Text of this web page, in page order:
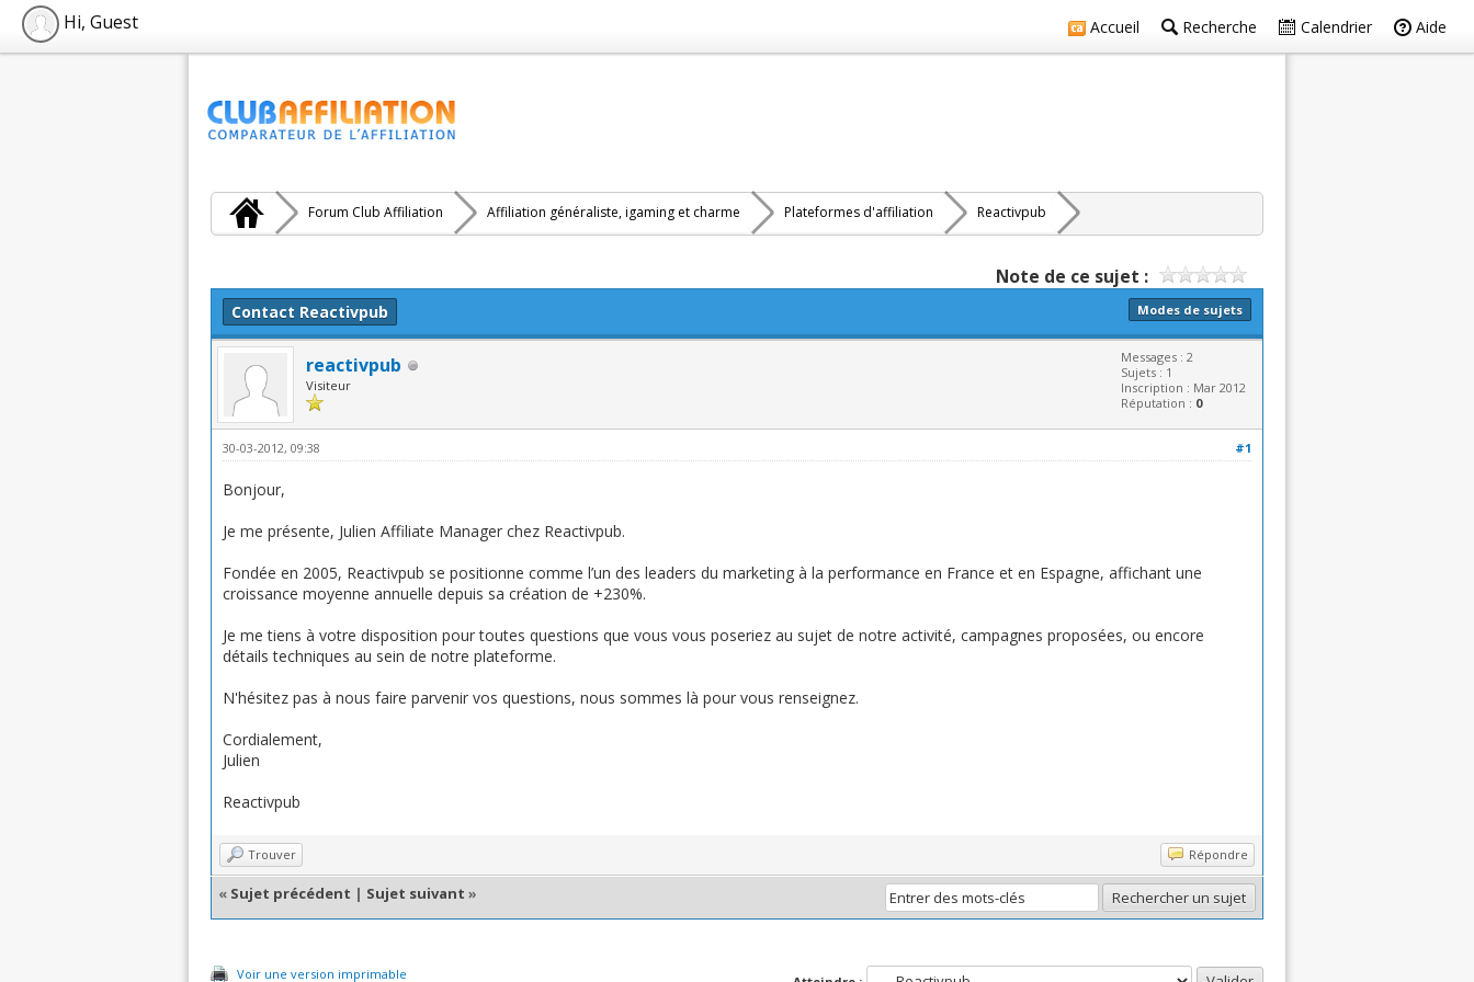
Accueil Recherche Calendrier Aide
Hi, Guest
Forum Club Affiliation Affiliation généraliste, igaming et charme Plateformes d'affiliation Reactivpub
Note de ce sujet :
Modes de sujets
Contact Reactivpub
reactivpub
Visiteur
Messages : 2
Sujets : 1
Inscription : Mar 2012
Réputation : 0
#1
30-03-2012, 09:38
Bonjour,
Je me présente, Julien Affiliate Manager chez Reactivpub.
Fondée en 2005, Reactivpub se positionne comme l’un des leaders du marketing à la performance en France et en Espagne, affichant une
croissance moyenne annuelle depuis sa création de +230%.
Je me tiens à votre disposition pour toutes questions que vous vous poseriez au sujet de notre activité, campagnes proposées, ou encore
détails techniques au sein de notre plateforme.
N'hésitez pas à nous faire parvenir vos questions, nous sommes là pour vous renseignez.
Cordialement,
Julien
Reactivpub
Trouver Répondre
« Sujet précédent | Sujet suivant »
Voir une version imprimable